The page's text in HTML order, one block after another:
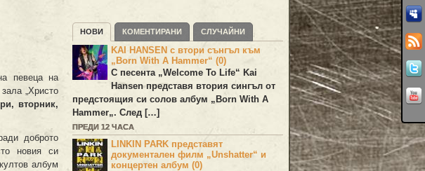
певеца на
„Христо
вторник,
доброто
новия си
албум
НОВИ КОМЕНТИРАНИ СЛУЧАЙНИ
KAI HANSEN с втори сънгъл към
„Born With A Hammer“ (0)
С песента „Welcome To Life“ Kai
Hansenпредставя втория сингъл от
предстоящия си солов албум „ Born With A
Hammer„. След […]
ПРЕДИ 12 ЧАСА
LINKIN PARK представят
документален филм „Unshatter“ и
концертен албум (0)